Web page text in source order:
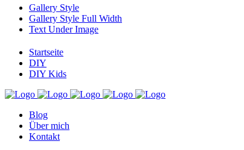
Gallery Style
Gallery Style Full Width
Text Under Image
Startseite
DIY
DIY Kids
Blog
Über mich
Kontakt